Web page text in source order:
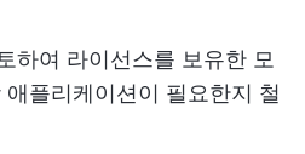
하여 라이선스를 보유한 모
플리케이션이 필요한지 철